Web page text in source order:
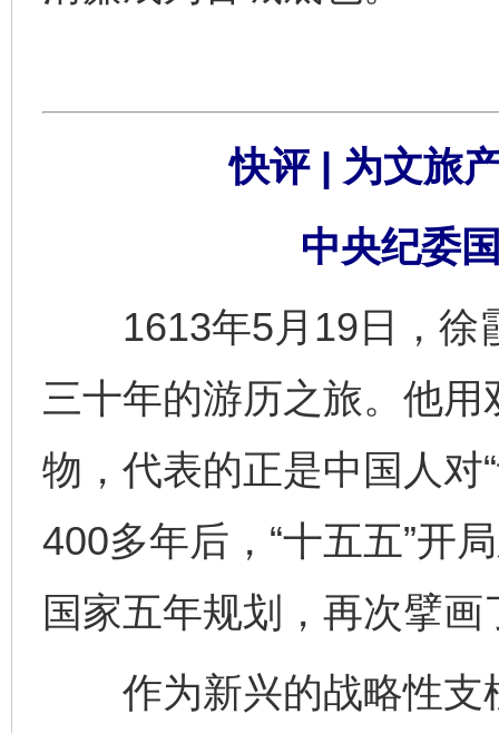
快评 | 为文旅
中央纪委
1613年5月19日，徐
三十年的游历之旅。他
物，代表的正是中国人对
400多年后，“十五五”开
国家五年规划，再次擘画
作为新兴的战略性支